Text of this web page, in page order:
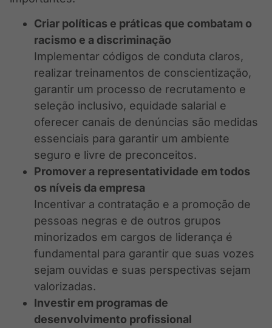
Criar políticas e práticas que combatam o
racismo e a discriminação
Implementar códigos de conduta claros,
realizar treinamentos de conscientização,
garantir um processo de recrutamento e
seleção inclusivo, equidade salarial e
oferecer canais de denúncias são medidas
essenciais para garantir um ambiente
seguro e livre de preconceitos.
Promover a representatividade em todos
os níveis da empresa
Incentivar a contratação e a promoção de
pessoas negras e de outros grupos
minorizados em cargos de liderança é
fundamental para garantir que suas vozes
sejam ouvidas e suas perspectivas sejam
valorizadas.
Investir em programas de
desenvolvimento profissional